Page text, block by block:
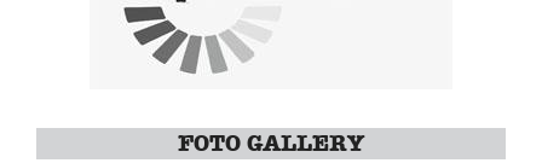
FOTO GALLERY